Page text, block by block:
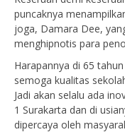
puncaknya
joga, Damara Dee,
menghipnotis para
Harapannya di 65
semoga kualitas
Jadi akan selalu ada
1 Surakarta dan di
dipercaya oleh